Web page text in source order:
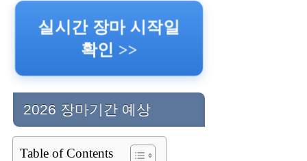
실시간 장마 시작일
확인 >>
2026 장마기간 예상
Table of Contents